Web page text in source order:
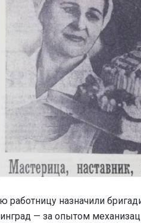
работницу назначили
— за опытом